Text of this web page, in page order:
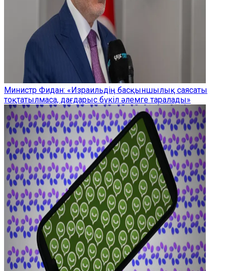
Министр Фидан: «Израильдің басқыншылық саясаты
тоқтатылмаса, дағдарыс бүкіл әлемге таралады»